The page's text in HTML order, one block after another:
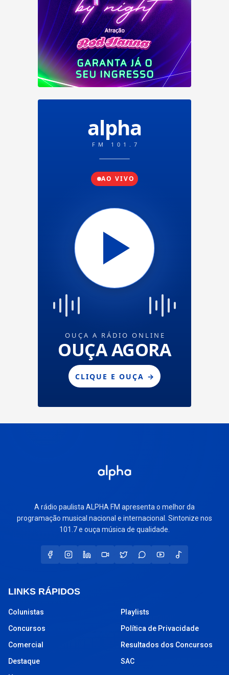
A rádio paulista ALPHA FM apresenta o melhor da
programação musical nacional e internacional. Sintonize nos
101.7 e ouça música de qualidade.
LINKS RÁPIDOS
Colunistas
Concursos
Comercial
Destaque
Playlists
Política de Privacidade
Resultados dos Concursos
SAC